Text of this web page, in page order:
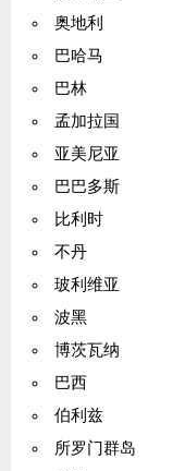
奥地利
巴哈马
巴林
孟加拉国
亚美尼亚
巴巴多斯
比利时
不丹
玻利维亚
波黑
博茨瓦纳
巴西
伯利兹
所罗门群岛